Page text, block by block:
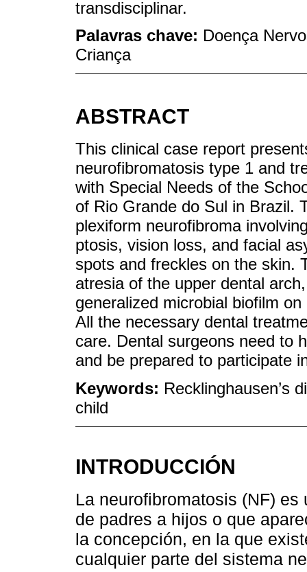
transdisciplinar.
Palavras chave: Doença
Criança
ABSTRACT
This clinical case report
neurofibromatosis type 1 and
with Special Needs of the
of Rio Grande do Sul in Brazil.
plexiform neurofibroma
ptosis, vision loss, and facial
spots and freckles on the skin.
atresia of the upper dental
generalized microbial biofilm
All the necessary dental
care. Dental surgeons need to
and be prepared to participate
Keywords: Recklinghausen’s
child
INTRODUCCIÓN
La neurofibromatosis (NF)
de padres a hijos o que
la concepción, en la que
cualquier parte del sistema